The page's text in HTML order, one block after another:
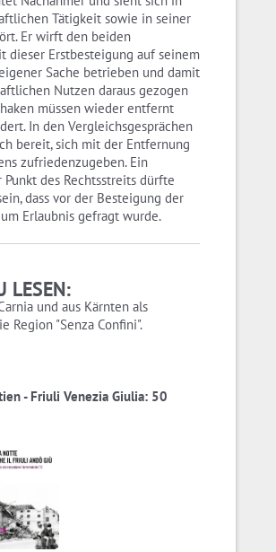
Tätigkeit sowie in seiner
Er wirft den beiden
dieser Erstbesteigung auf seinem
Sache betrieben und damit
Nutzen daraus gezogen
müssen wieder entfernt
In den Vergleichsgesprächen
bereit, sich mit der Entfernung
zufriedenzugeben. Ein
Punkt des Rechtsstreits dürfte
dass vor der Besteigung der
Erlaubnis gefragt wurde.
LESEN:
und aus Kärnten als
Region "Senza Confini".
- Friuli Venezia Giulia: 50